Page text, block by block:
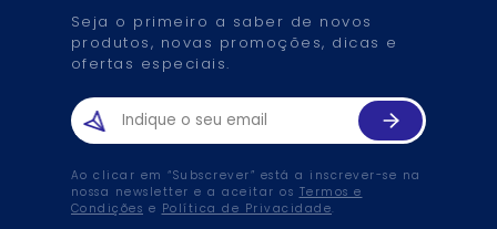
Seja o primeiro a saber de novos
produtos, novas promoções, dicas e
ofertas especiais.
Ao clicar em “Subscrever” está a inscrever-se na
nossa newsletter e a aceitar os Termos e
Condições e Política de Privacidade.